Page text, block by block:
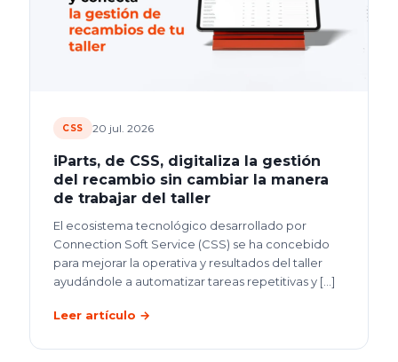
CSS 20 jul. 2026
iParts, de CSS, digitaliza la gestión
del recambio sin cambiar la manera
de trabajar del taller
El ecosistema tecnológico desarrollado por
Connection Soft Service (CSS) se ha concebido
para mejorar la operativa y resultados del taller
ayudándole a automatizar tareas repetitivas y […]
Leer artículo →